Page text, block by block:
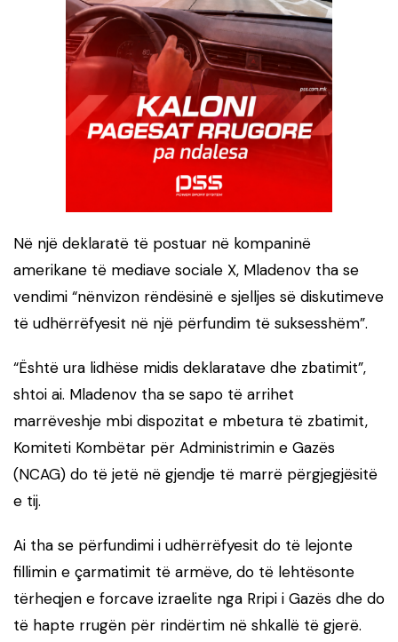
Në një deklaratë të postuar në kompaninë
amerikane të mediave sociale X, Mladenov tha se
vendimi “nënvizon rëndësinë e sjelljes së diskutimeve
të udhërrëfyesit në një përfundim të suksesshëm”.
“Është ura lidhëse midis deklaratave dhe zbatimit”,
shtoi ai. Mladenov tha se sapo të arrihet
marrëveshje mbi dispozitat e mbetura të zbatimit,
Komiteti Kombëtar për Administrimin e Gazës
(NCAG) do të jetë në gjendje të marrë përgjegjësitë
e tij.
Ai tha se përfundimi i udhërrëfyesit do të lejonte
fillimin e çarmatimit të armëve, do të lehtësonte
tërheqjen e forcave izraelite nga Rripi i Gazës dhe do
të hapte rrugën për rindërtim në shkallë të gjerë.